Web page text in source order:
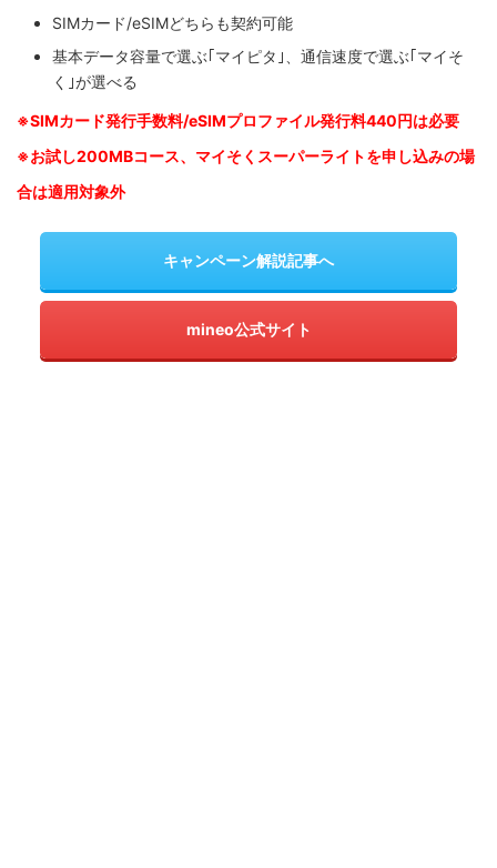
SIMカード/eSIMどちらも契約可能
基本データ容量で選ぶ｢マイピタ｣、通信速度で選ぶ｢マイそ
く｣が選べる
※SIMカード発行手数料/eSIMプロファイル発行料440円は必要
※お試し200MBコース、マイそくスーパーライトを申し込みの場
合は適用対象外
キャンペーン解説記事へ
mineo公式サイト